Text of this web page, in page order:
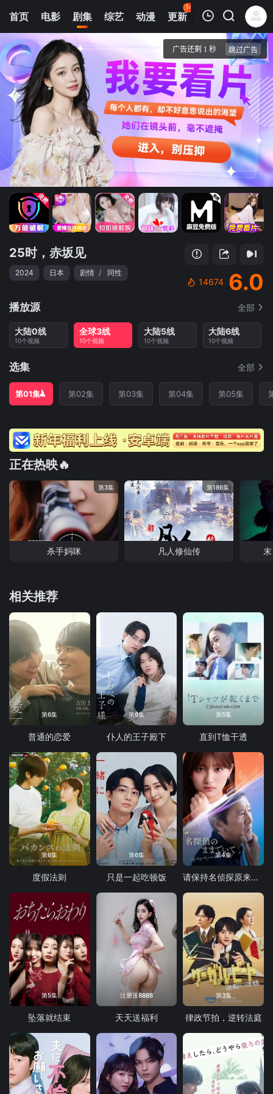
首页 电影 剧集 综艺 动漫 更新
142
热榜 APP
我的观影记录
第01集
25时，赤坂见
清空
25时，赤坂见
2024 日本 剧情 / 同性
14674 6.0
播放源 全部
大陆0线
10个视频
全球3线
10个视频
大陆5线
10个视频
大陆6线
10个视频
选集 全部
第01集 第02集 第03集 第04集 第05集
正在热映🔥
第3集
杀手妈咪
第186集
凡人修仙传
相关推荐
第6集
普通的恋爱
第6集
仆人的王子殿下
第5集
直到T恤干透
第6集
度假法则
第6集
只是一起吃顿饭
第4集
请保持名侦探原来的样子
第5集
坠落就结束
注册送8888
天天送福利
第3集
律政节拍，逆转法庭